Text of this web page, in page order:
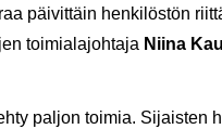
päi­vit­täin hen­ki­lös­tön
toi­mia­la­joh­ta­ja Niina
pal­jon toi­mia. Si­jais­ten